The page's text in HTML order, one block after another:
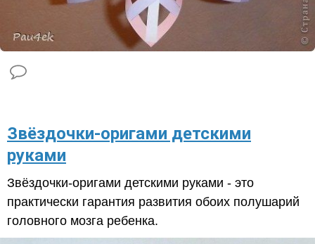
Звёздочки-оригами детскими
руками
Звёздочки-оригами детскими руками - это
практически гарантия развития обоих полушарий
головного мозга ребенка.